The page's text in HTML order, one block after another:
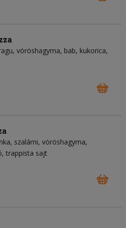
vöröshagyma bab kukorica
szalámi vöröshagyma
trappista sajt